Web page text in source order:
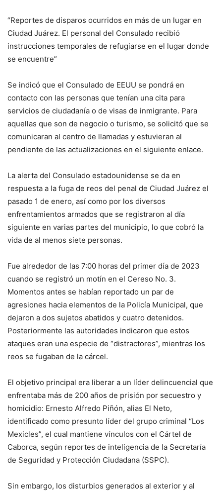
“Reportes de disparos ocurridos en más de un lugar en
Ciudad Juárez. El personal del Consulado recibió
instrucciones temporales de refugiarse en el lugar donde
se encuentre”
Se indicó que el Consulado de EEUU se pondrá en
contacto con las personas que tenían una cita para
servicios de ciudadanía o de visas de inmigrante. Para
aquellas que son de negocio o turismo, se solicitó que se
comunicaran al centro de llamadas y estuvieran al
pendiente de las actualizaciones en el siguiente enlace.
La alerta del Consulado estadounidense se da en
respuesta a la fuga de reos del penal de Ciudad Juárez el
pasado 1 de enero, así como por los diversos
enfrentamientos armados que se registraron al día
siguiente en varias partes del municipio, lo que cobró la
vida de al menos siete personas.
Fue alrededor de las 7:00 horas del primer día de 2023
cuando se registró un motín en el Cereso No. 3.
Momentos antes se habían reportado un par de
agresiones hacia elementos de la Policía Municipal, que
dejaron a dos sujetos abatidos y cuatro detenidos.
Posteriormente las autoridades indicaron que estos
ataques eran una especie de “distractores”, mientras los
reos se fugaban de la cárcel.
El objetivo principal era liberar a un líder delincuencial que
enfrentaba más de 200 años de prisión por secuestro y
homicidio: Ernesto Alfredo Piñón, alias El Neto,
identificado como presunto líder del grupo criminal “Los
Mexicles”, el cual mantiene vínculos con el Cártel de
Caborca, según reportes de inteligencia de la Secretaría
de Seguridad y Protección Ciudadana (SSPC).
Sin embargo, los disturbios generados al exterior y al